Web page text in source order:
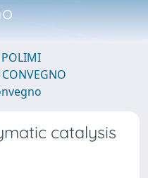
catalysis